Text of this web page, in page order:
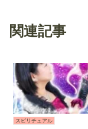
関連記事
スピリチュアル